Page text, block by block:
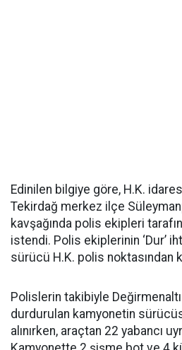
Edinilen bilgiye göre, H.K.
Tekirdağ merkez ilçe
kavşağında polis ekipleri
istendi. Polis ekiplerinin ‘Dur’
sürücü H.K. polis noktasından
Polislerin takibiyle
durdurulan kamyonetin
alınırken, araçtan 22 yabancı